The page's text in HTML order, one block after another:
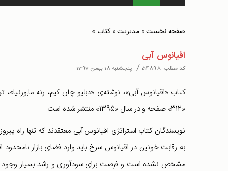
صفحه نخست» مدیریت» کتاب »
اقیانوس آبی
کد مطلب: 54898
/ پنجشنبه 18 بهمن 1397
کتاب «اقیانوس آبی»، نوشته‌ی «دبلیو چان کیم، رنه مابورنیا»،
«312» صفحه و در سال «1395» منتشر شده است.
نویسندگان کتاب استراتژی اقیانوس آبی معتقدند که تنها راه
به رقابت خونین در اقیانوس سرخ باید وارد فضای بازار
مشخص نشده است و فرصت برای سودآوری و رشد بسیار وجود